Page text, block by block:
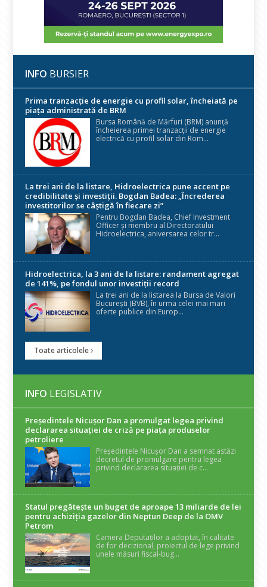
INFO BURSIER
Prima tranzacție de energie cu profil solar, încheiată pe
piața administrată de BRM
Bursa Română de Mărfuri (BRM) anunță
încheierea primei tranzacții de energie
electrică cu profil solar din Rom...
La trei ani de la listare, Hidroelectrica pune accent pe
credibilitate și investiții. Bogdan Badea: „Încrederea
investitorilor se câștigă în fiecare zi”
Pentru Bogdan Badea, Chief Investment
Officer și membru al Directoratului
Hidroelectrica, aniversarea celor tr...
Hidroelectrica, la 3 ani de la listare: randament agregat
de 141%, pe fondul unor investiții record
La trei ani de la listarea la Bursa de Valori
București (BVB), în urma celei mai mari
oferte publice din Europ...
Toate articolele
INFO LEGISLATIV
Președintele Nicuşor Dan a promulgat legea privind
declararea situaţiei de criză pe piaţa produselor
petroliere
Președintele Nicușor Dan a semnat astăzi
decretul de promulgare pentru legea
privind declararea situației de c...
Statul pregătește un buget de aproape 13 miliarde de lei
pentru achiziția gazelor din Neptun Deep de la OMV
Petrom
Camera Deputaților a adoptat, în calitate
de for decizional, proiectul de lege privind
unele măsuri fiscal-bug...